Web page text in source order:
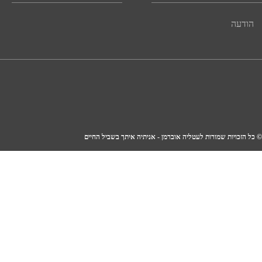
© כל הזכויות שמורות לעטליה אוברמן - אניתיה איתך בשביל החיים